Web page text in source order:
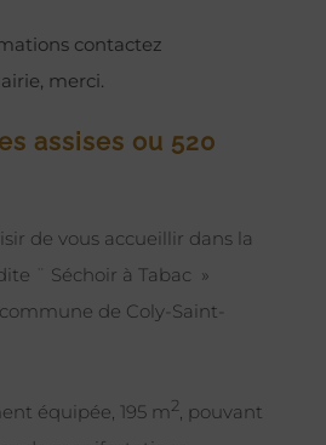
contactez
merci.
assises ou 520
de vous accueillir dans la
¨ Séchoir à Tabac »
de Coly-Saint-
équipée, 195 m2, pouvant